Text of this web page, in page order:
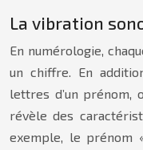
La vibration
En numérologie,
un chiffre. En
lettres d’un prénom,
révèle des
exemple, le prénom